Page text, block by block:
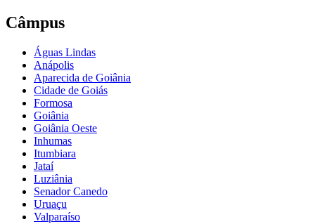
Câmpus
Águas Lindas
Anápolis
Aparecida de Goiânia
Cidade de Goiás
Formosa
Goiânia
Goiânia Oeste
Inhumas
Itumbiara
Jataí
Luziânia
Senador Canedo
Uruaçu
Valparaíso